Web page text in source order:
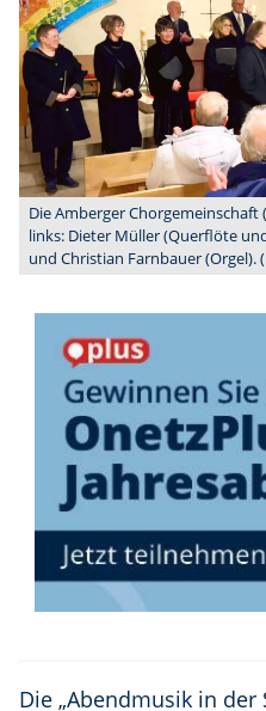
Die Amberger
links: Dieter Müller (Querflöte
und Christian Farnbauer (Orgel).
Die „Abendmusik in der